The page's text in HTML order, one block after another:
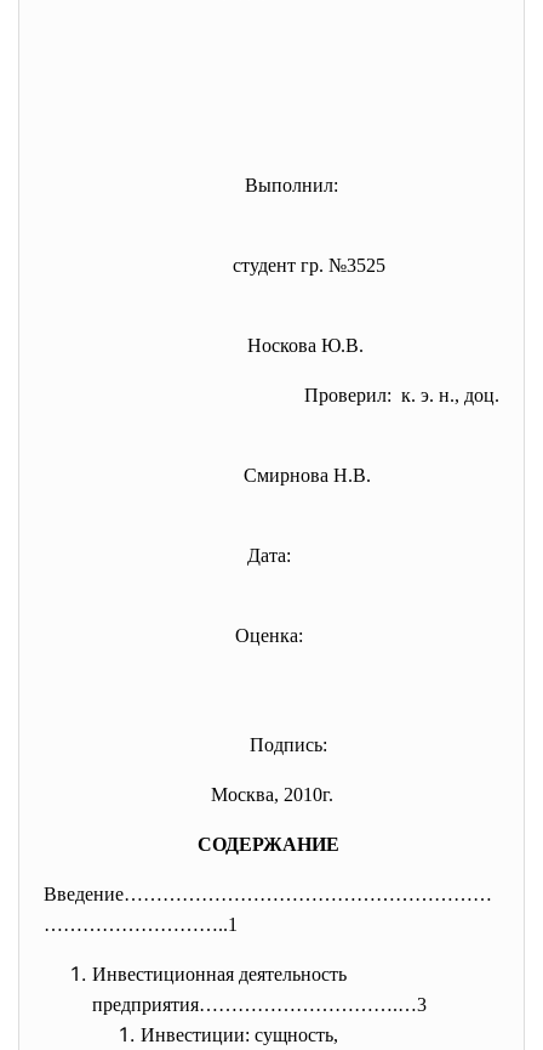
Выполнил:
студент гр. №3525
Носкова Ю.В.
Проверил: к. э. н., доц.
Смирнова Н.В.
Дата:
Оценка:
Подпись:
Москва, 2010г.
СОДЕРЖАНИЕ
Введение…………………………………………………
………………………..1
Инвестиционная деятельность
предприятия………………………….…3
Инвестиции: сущность,